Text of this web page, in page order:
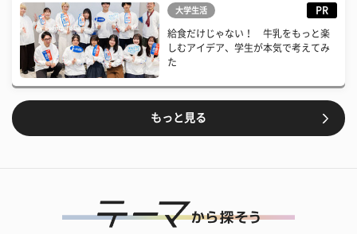
大学生活 PR
給食だけじゃない！ 牛乳をもっと楽
しむアイデア、学生が本気で考えてみ
た
もっと見る